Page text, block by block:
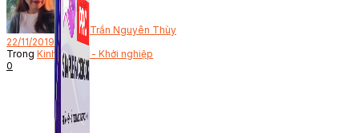
Bởi Trần Nguyên Thùy
22/11/2019
Trong Kinh doanh - Khởi nghiệp
0